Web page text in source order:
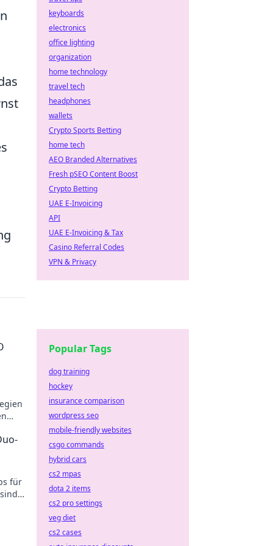
für
keyboards
electronics
office lighting
organization
home technology
travel tech
headphones
wallets
Crypto Sports Betting
home tech
AEO Branded Alternatives
Fresh pSEO Content Boost
Crypto Betting
UAE E-Invoicing
API
UAE E-Invoicing & Tax
Casino Referral Codes
VPN & Privacy
Popular Tags
dog training
hockey
insurance comparison
wordpress seo
mobile-friendly websites
csgo commands
hybrid cars
cs2 mpas
dota 2 items
cs2 pro settings
veg diet
cs2 cases